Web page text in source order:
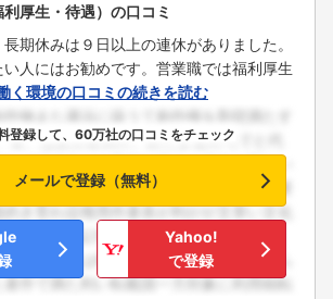
厚生・待遇）の口コミ
期休みは９日以上の連休がありました。
人にはお勧めです。営業職では福利厚生
く環境の口コミの続きを読む
登録して、60万社の口コミをチェック
メールで登録（無料）
Yahoo!
で登録